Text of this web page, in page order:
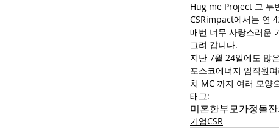
Hug me Project 그 두
CSRimpact에서는 연
매번 너무 사랑스러운
그려 갑니다.
지난 7월 24일에도 많
포스코에너지 임직원
치 MC 까지 여러 모양
태그:
미혼한부모가정돌
기업CSR